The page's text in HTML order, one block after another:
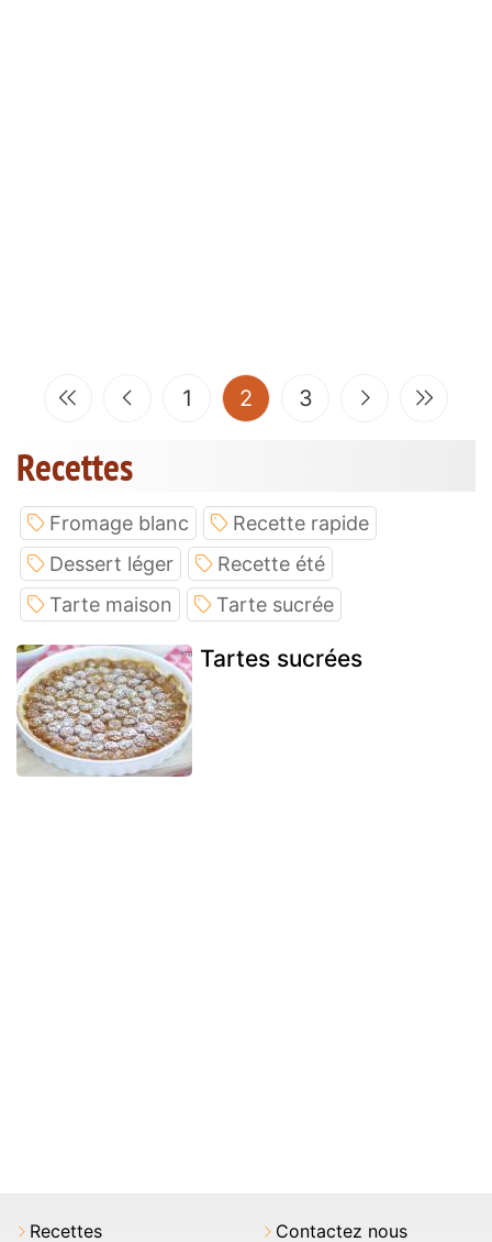
1 2 (current)
3
Recettes
Fromage blanc
Recette rapide
Dessert léger
Recette été
Tarte maison
Tarte sucrée
Tartes sucrées
Recettes Contactez nous